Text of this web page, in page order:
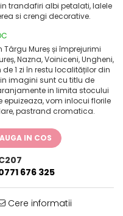
trandafiri albi petalati, lalele
si crengi decorative.
Târgu Mureș și împrejurimi
Nazna, Voiniceni, Ungheni,
de 1 zi în restu localităților din
imagini sunt cu titlu de
in limita stocului
vom inlocui florile
pastrand cromatica.
IN COS
676 325
Cere informatii